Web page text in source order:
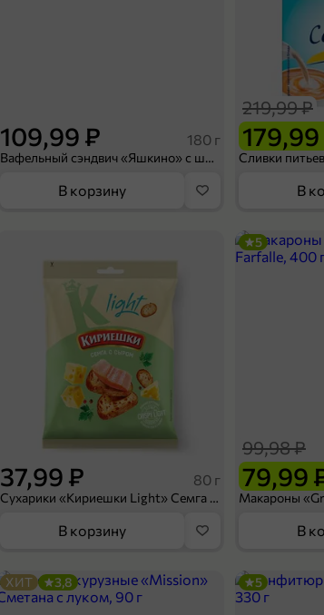
44 г
Смесь для десерта «Nina Farina» «Пудинг шоколадный», 44 г
Продукты быстрого
Желе, кисели,
Подкатегория
109,99 ₽ 180 г
Вафельный сэндвич «Яшкино» с шоколадной начинкой, 180 г
В корзину
219,99 ₽
В
37,99 ₽ 80 г
Сухарики «Кириешки Light» Семга с сыром, 80 г
В корзину
79,99
99,98 ₽
5
В
ХИТ 3,8 5